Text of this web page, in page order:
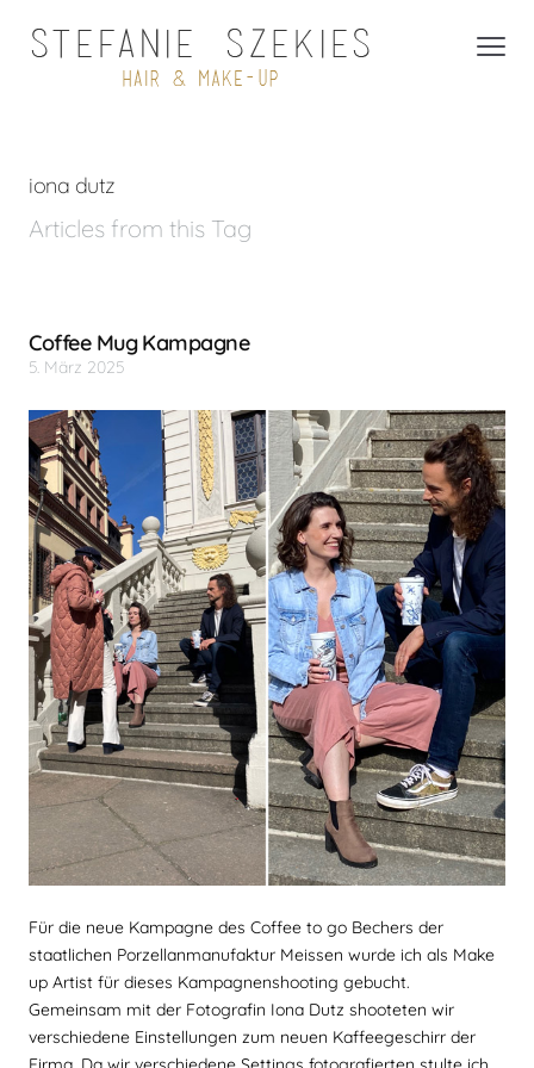
iona dutz
Articles from this Tag
Coffee Mug Kampagne
5. März 2025
Für die neue Kampagne des Coffee to go Bechers der
staatlichen Porzellanmanufaktur Meissen wurde ich als Make
up Artist für dieses Kampagnenshooting gebucht.
Gemeinsam mit der Fotografin Iona Dutz shooteten wir
verschiedene Einstellungen zum neuen Kaffeegeschirr der